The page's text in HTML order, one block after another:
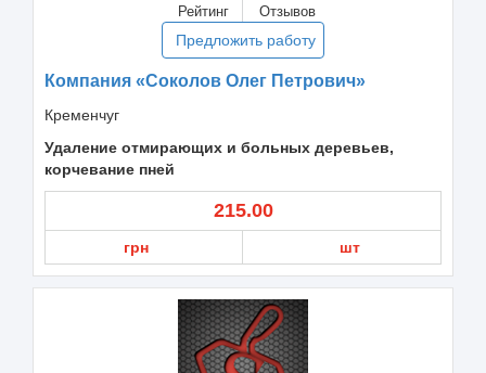
Рейтинг Отзывов
Предложить работу
Компания «Соколов Олег Петрович»
Кременчуг
Удаление отмирающих и больных деревьев,
корчевание пней
215.00
грн шт